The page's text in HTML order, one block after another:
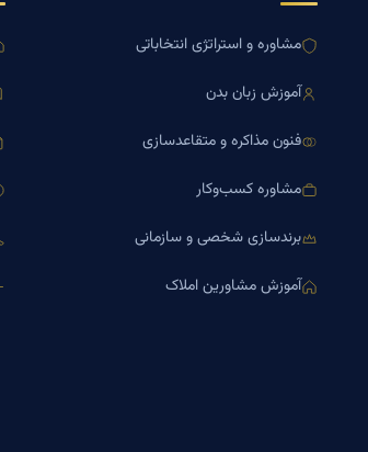
مشاوره و استراتژی انتخاباتی
آموزش زبان بدن
فنون مذاکره و متقاعدسازی
مشاوره کسب‌وکار
برندسازی شخصی و سازمانی
آموزش مشاورین املاک